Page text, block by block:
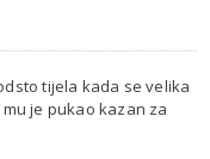
tijela kada se velika
je pukao kazan za